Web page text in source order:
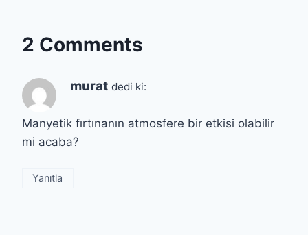
2 Comments
murat dedi ki:
Manyetik fırtınanın atmosfere bir etkisi olabilir
mi acaba?
Yanıtla